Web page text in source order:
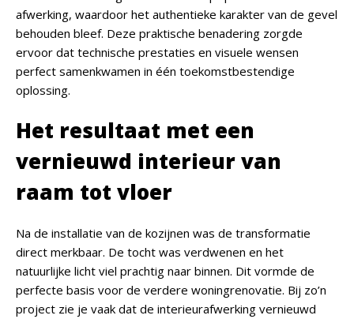
afwerking, waardoor het authentieke karakter van de gevel
behouden bleef. Deze praktische benadering zorgde
ervoor dat technische prestaties en visuele wensen
perfect samenkwamen in één toekomstbestendige
oplossing.
Het resultaat met een
vernieuwd interieur van
raam tot vloer
Na de installatie van de kozijnen was de transformatie
direct merkbaar. De tocht was verdwenen en het
natuurlijke licht viel prachtig naar binnen. Dit vormde de
perfecte basis voor de verdere woningrenovatie. Bij zo’n
project zie je vaak dat de interieurafwerking vernieuwd